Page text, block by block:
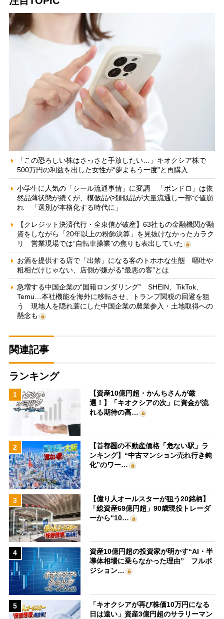
「この恐ろしい株はさっさと手放したい…」キオクシア株で
500万円の利益を出した女性が“夢よもう一度”と再購入
小学生に人気の「シール流通事情」に変調 「ボンドロ」は依
然品薄状態が続くが、模倣品や類似品が大量流通し一部で値崩
れ 「選別が本格化する時代に」
【クレジット決済代行・全東信が破産】63社もの金融機関が融
資をしながら「20年以上の粉飾決算」を見抜けなかったカラク
リ 営業現場では“自転車操業”の焦りも表出していた
お酒を提供する店で「出禁」になる客のトホホな生態 嘔吐や
粗相だけじゃない、店側が嫌がる“最悪の客”とは
急増する中国企業の“国籍ロンダリング” SHEIN、TikTok、
Temu…本社機能を海外に移転させ、トランプ関税の回避を狙
う 現地人を隠れ蓑にした中国企業の農業参入・土地取得への
懸念も
関連記事
ランキング
1
【資産10億円超・かんちさんが厳
選！】「キオクシアの次」に資金が流
れる期待の高…
2
【首都圏の不動産価格「危ない駅」ラ
ンキング】“中古マンション売れ行き鈍
化”のワー…
3
【億り人オールスターが狙う20銘柄】
「総資産69億円超」90歳現役トレーダ
ーから“10…
4
資産10億円超の投資家が明かす“AI・半
導体相場に乗らなかった理由” フルポ
ジション…
5
「キオクシアが再び株価10万円になる
日は遠い」資産3億円超のサラリーマン